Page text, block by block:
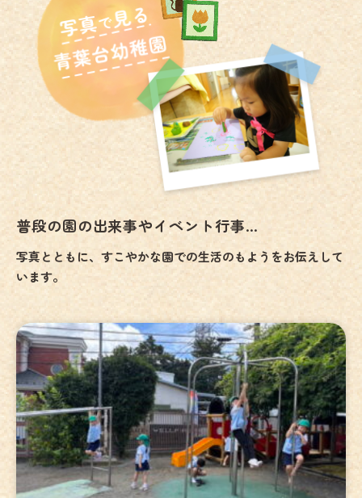
普段の園の出来事やイベント行事…
写真とともに、すこやかな園での生活のもようをお伝えして
います。